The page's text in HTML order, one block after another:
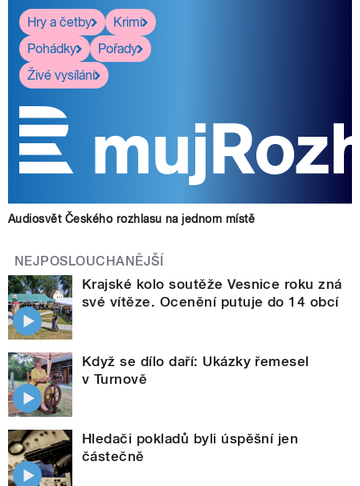
Hry a četby
Krimi
Pohádky
Pořady
Živé vysílání
Audiosvět Českého rozhlasu na jednom místě
NEJPOSLOUCHANĚJŠÍ
Krajské kolo soutěže Vesnice roku zná
své vítěze. Ocenění putuje do 14 obcí
Když se dílo daří: Ukázky řemesel
v Turnově
Hledači pokladů byli úspěšní jen
částečně